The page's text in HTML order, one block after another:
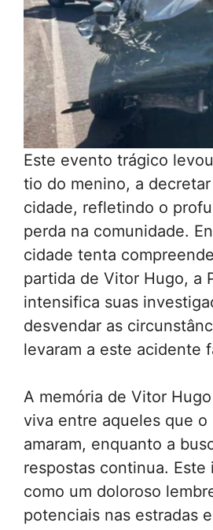
Este evento trágico
tio do menino, a
cidade, refletindo o
perda na comunidade.
cidade tenta
partida de Vitor Hugo, a
intensifica suas
desvendar as
levaram a este acidente
A memória de Vitor
viva entre aqueles que o
amaram, enquanto a
respostas continua.
como um doloroso
potenciais nas estradas